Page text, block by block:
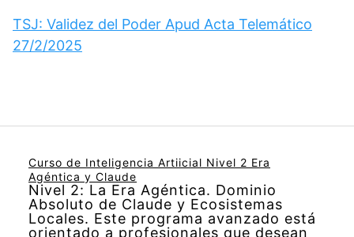
TSJ: Validez del Poder Apud Acta Telemático
27/2/2025
Curso de Inteligencia Artiicial Nivel 2 Era
Agéntica y Claude
Nivel 2: La Era Agéntica. Dominio
Absoluto de Claude y Ecosistemas
Locales. Este programa avanzado está
orientado a profesionales que desean